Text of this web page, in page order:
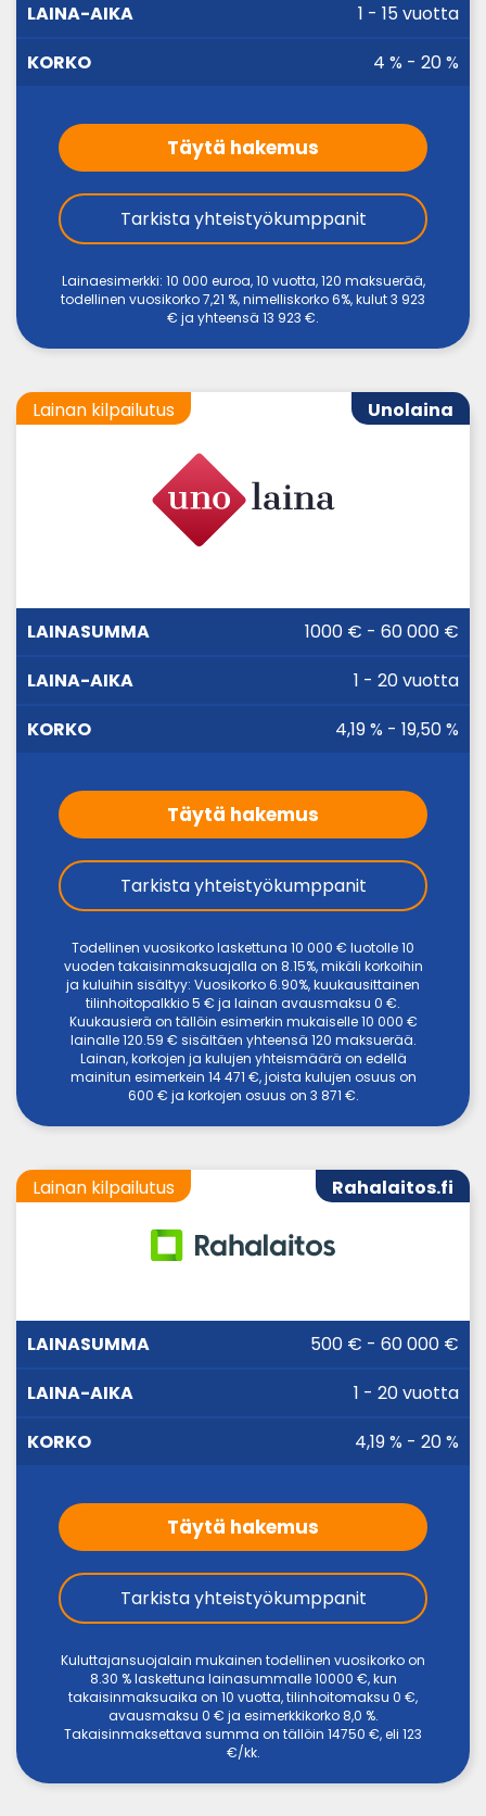
1 - 15 vuotta
4 % - 20 %
Täytä hakemus
Tarkista yhteistyökumppanit
Lainaesimerkki: 10 000 euroa, 10 vuotta, 120 maksuerää,
todellinen vuosikorko 7,21 %, nimelliskorko 6%, kulut 3 923
€ ja yhteensä 13 923 €.
Unolaina
Lainan kilpailutus
LAINASUMMA KORKO1000 € - 60 000 €
1 - 20 vuotta
4,19 % - 19,50 %
Täytä hakemus
Tarkista yhteistyökumppanit
Todellinen vuosikorko laskettuna 10 000 € luotolle 10
vuoden takaisinmaksuajalla on 8.15%, mikäli korkoihin
ja kuluihin sisältyy: Vuosikorko 6.90%, kuukausittainen
tilinhoitopalkkio 5 € ja lainan avausmaksu 0 €.
Kuukausierä on tällöin esimerkin mukaiselle 10 000 €
lainalle 120.59 € sisältäen yhteensä 120 maksuerää.
Lainan, korkojen ja kulujen yhteismäärä on edellä
mainitun esimerkein 14 471 €, joista kulujen osuus on
600 € ja korkojen osuus on 3 871 €.
Rahalaitos.fi
Lainan kilpailutus
LAINASUMMA KORKO500 € - 60 000 €
1 - 20 vuotta
4,19 % - 20 %
Täytä hakemus
Tarkista yhteistyökumppanit
Kuluttajansuojalain mukainen todellinen vuosikorko on
8.30 % laskettuna lainasummalle 10000 €, kun
takaisinmaksuaika on 10 vuotta, tilinhoitomaksu 0 €,
avausmaksu 0 € ja esimerkkikorko 8,0 %.
Takaisinmaksettava summa on tällöin 14750 €, eli 123
€/kk.